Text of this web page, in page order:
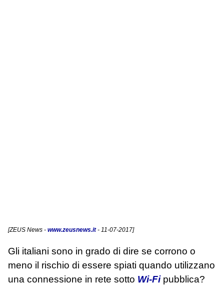
[ZEUS News - www.zeusnews.it- 11-07-2017]
Gli italiani sono in grado di dire se corrono o
meno il rischio di essere spiati quando utilizzano
una connessione in rete sotto Wi-Fipubblica?